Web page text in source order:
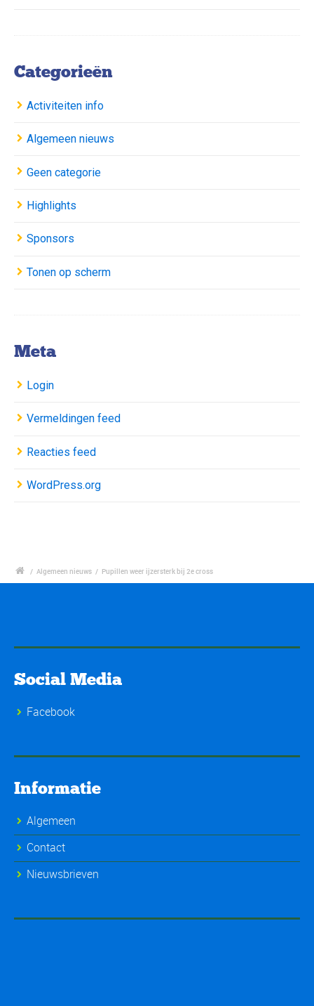
Categorieën
Activiteiten info
Algemeen nieuws
Geen categorie
Highlights
Sponsors
Tonen op scherm
Meta
Login
Vermeldingen feed
Reacties feed
WordPress.org
/ Algemeen nieuws / Pupillen weer ijzersterk bij 2e cross
Social Media
Facebook
Informatie
Algemeen
Contact
Nieuwsbrieven